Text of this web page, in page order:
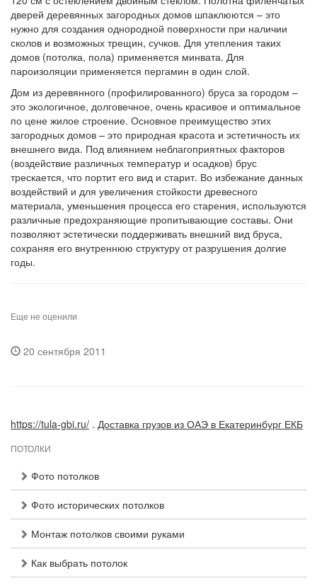
дверей деревянных загородных домов шпаклюются – это
нужно для создания однородной поверхности при наличии
сколов и возможных трещин, сучков. Для утепления таких
домов (потолка, пола) применяется минвата. Для
пароизоляции применяется пергамин в один слой.
Дом из деревянного (профилированного) бруса за городом –
это экологичное, долговечное, очень красивое и оптимальное
по цене жилое строение. Основное преимущество этих
загородных домов – это природная красота и эстетичность их
внешнего вида. Под влиянием неблагоприятных факторов
(воздействие различных температур и осадков) брус
трескается, что портит его вид и старит. Во избежание данных
воздействий и для увеличения стойкости древесного
материала, уменьшения процесса его старения, используются
различные предохраняющие пропитывающие составы. Они
позволяют эстетически поддерживать внешний вид бруса,
сохраняя его внутреннюю структуру от разрушения долгие
годы.
Еще не оценили
20 сентября 2011
https://tula-gbi.ru/ . Доставка грузов из ОАЭ в Екатеринбург ЕКБ
ПОТОЛКИ
Фото потолков
Фото исторических потолков
Монтаж потолков своими руками
Как выбрать потолок